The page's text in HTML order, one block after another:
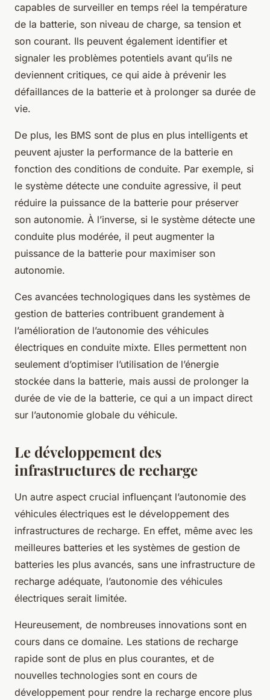
capables de surveiller en temps réel la température
de la batterie, son niveau de charge, sa tension et
son courant. Ils peuvent également identifier et
signaler les problèmes potentiels avant qu’ils ne
deviennent critiques, ce qui aide à prévenir les
défaillances de la batterie et à prolonger sa durée de
vie.
De plus, les BMS sont de plus en plus intelligents et
peuvent ajuster la performance de la batterie en
fonction des conditions de conduite. Par exemple, si
le système détecte une conduite agressive, il peut
réduire la puissance de la batterie pour préserver
son autonomie. À l’inverse, si le système détecte une
conduite plus modérée, il peut augmenter la
puissance de la batterie pour maximiser son
autonomie.
Ces avancées technologiques dans les systèmes de
gestion de batteries contribuent grandement à
l’amélioration de l’autonomie des véhicules
électriques en conduite mixte. Elles permettent non
seulement d’optimiser l’utilisation de l’énergie
stockée dans la batterie, mais aussi de prolonger la
durée de vie de la batterie, ce qui a un impact direct
sur l’autonomie globale du véhicule.
Le développement des
infrastructures de recharge
Un autre aspect crucial influençant l’autonomie des
véhicules électriques est le développement des
infrastructures de recharge. En effet, même avec les
meilleures batteries et les systèmes de gestion de
batteries les plus avancés, sans une infrastructure de
recharge adéquate, l’autonomie des véhicules
électriques serait limitée.
Heureusement, de nombreuses innovations sont en
cours dans ce domaine. Les stations de recharge
rapide sont de plus en plus courantes, et de
nouvelles technologies sont en cours de
développement pour rendre la recharge encore plus